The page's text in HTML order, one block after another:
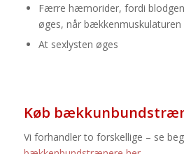
Færre hæmorider, fordi
øges, når bækkenmuskulaturen
At sexlysten øges
Køb
Vi forhandler to forskellige – se